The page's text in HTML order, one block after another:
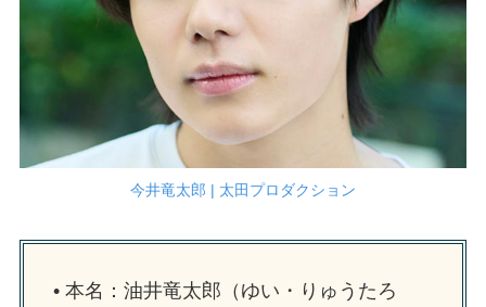
今井竜太郎 | 太田プロダクション
• 本名：油井竜太郎（ゆい・りゅうたろ